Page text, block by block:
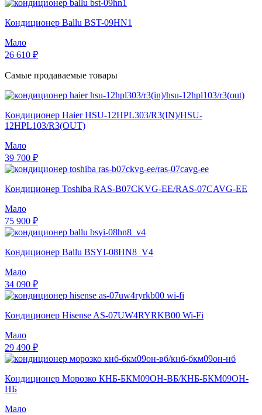
Кондиционер Ballu BST-09HN1
Мало
26 610 ₽
Самые продаваемые товары
Кондиционер Haier HSU-12HPL303/R3(IN)/HSU-
12HPL103/R3(OUT)
Мало
39 700 ₽
Кондиционер Toshiba RAS-B07CKVG-EE/RAS-07CAVG-EE
Мало
75 900 ₽
Кондиционер Ballu BSYI-08HN8_V4
Мало
34 090 ₽
Кондиционер Hisense AS-07UW4RYRKB00 Wi-Fi
Мало
29 490 ₽
Кондиционер Морозко КНБ-БКМ09ОН-ВБ/КНБ-БКМ09ОН-
НБ
Мало